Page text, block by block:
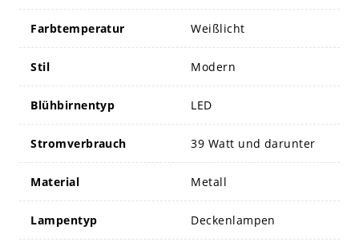
Farbtemperatur Weißlicht
Stil Modern
Blühbirnentyp LED
Stromverbrauch 39 Watt und darunter
Material Metall
Lampentyp Deckenlampen